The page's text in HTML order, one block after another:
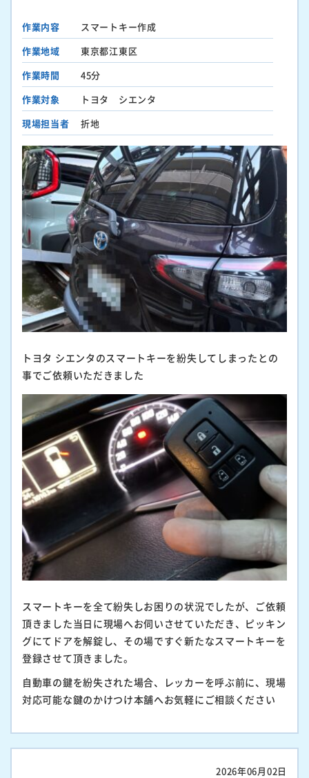
作業内容
スマートキー作成
作業地域
東京都江東区
作業時間
45分
作業対象
トヨタ シエンタ
現場担当者
折地
トヨタ シエンタのスマートキーを紛失してしまったとの
事でご依頼いただきました
スマートキーを全て紛失しお困りの状況でしたが、ご依頼
頂きました当日に現場へお伺いさせていただき、ピッキン
グにてドアを解錠し、その場ですぐ新たなスマートキーを
登録させて頂きました。
自動車の鍵を紛失された場合、レッカーを呼ぶ前に、現場
対応可能な鍵のかけつけ本舗へお気軽にご相談ください
2026年06月02日